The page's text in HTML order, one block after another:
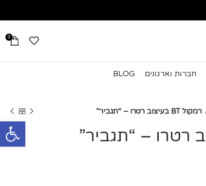
פתח
0
חברות וארגונים BLOG
רמקול BT בעיצוב רטרו – “תגביר”